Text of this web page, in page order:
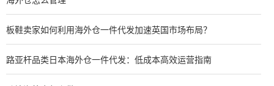
板鞋卖家如何利用海外仓一件代发加速英国市场布局？
路亚杆品类日本海外仓一件代发：低成本高效运营指南